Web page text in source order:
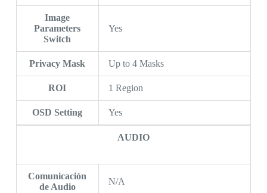
Image
Parameters
Switch
Yes
Privacy Mask Up to 4 Masks
ROI 1 Region
OSD Setting Yes
AUDIO
Comunicación
de Audio
N/A